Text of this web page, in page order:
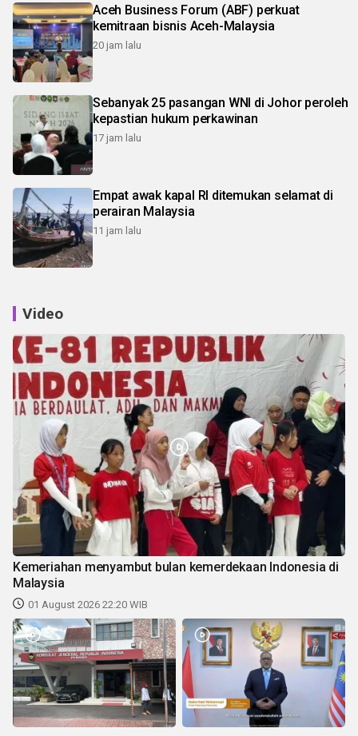
Aceh Business Forum (ABF) perkuat
kemitraan bisnis Aceh-Malaysia
20 jam lalu
Sebanyak 25 pasangan WNI di Johor peroleh
kepastian hukum perkawinan
17 jam lalu
Empat awak kapal RI ditemukan selamat di
perairan Malaysia
11 jam lalu
Video
Kemeriahan menyambut bulan kemerdekaan Indonesia di
Malaysia
01 August 2026 22:20 WIB